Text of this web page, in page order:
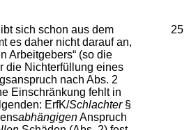
25
sich schon aus dem
es daher nicht darauf an,
Arbeitgebers“ (so die
die Nichterfüllung eines
nach Abs. 2
Einschränkung fehlt in
ErfK/Schlachter§
abhängigenAnspruch